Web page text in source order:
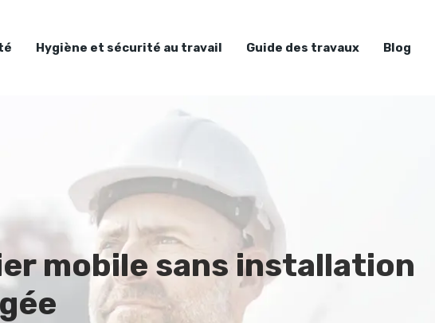
Hygiène et sécurité au travail Guide des travaux Blog
mobile sans installation